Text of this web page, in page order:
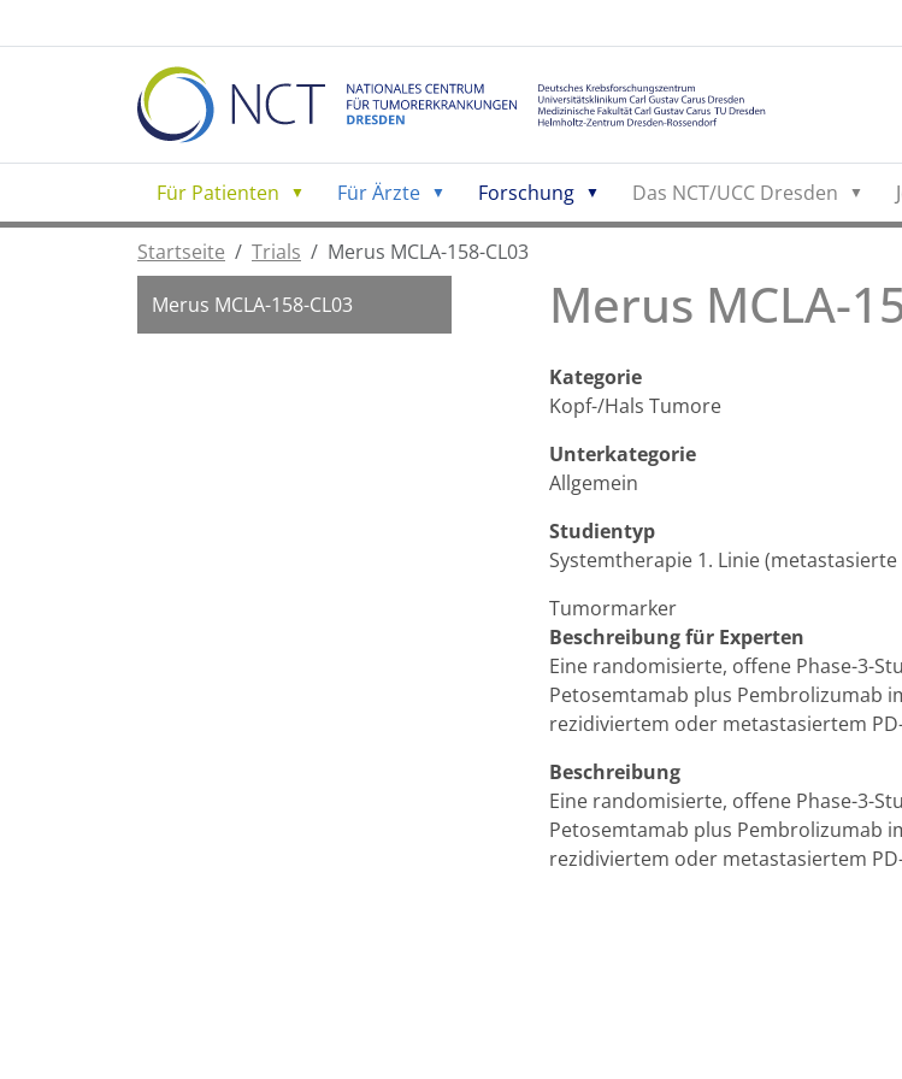
Für Patienten Für Ärzte Forschung Das NCT/UCC Dresden
Startseite
Trials Merus MCLA-158-CL03
Merus MCLA-
Kategorie
Kopf-/Hals Tumore
Unterkategorie
Allgemein
Studientyp
Systemtherapie 1. Linie
Tumormarker
Beschreibung für Experten
Eine randomisierte, offene Phase-3-
Petosemtamab plus Pembrolizumab
rezidiviertem oder metastasiertem
Beschreibung
Eine randomisierte, offene Phase-3-
Petosemtamab plus Pembrolizumab
rezidiviertem oder metastasiertem
Merus MCLA-158-CL03